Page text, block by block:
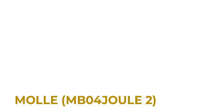
MOLLE (MB04JOULE 2)